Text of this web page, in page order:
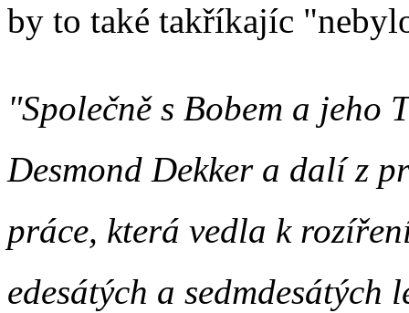
by to také takříkajíc
"Společně s Bobem a jeho
Desmond Dekker a dalí z
práce, která vedla k
edesátých a